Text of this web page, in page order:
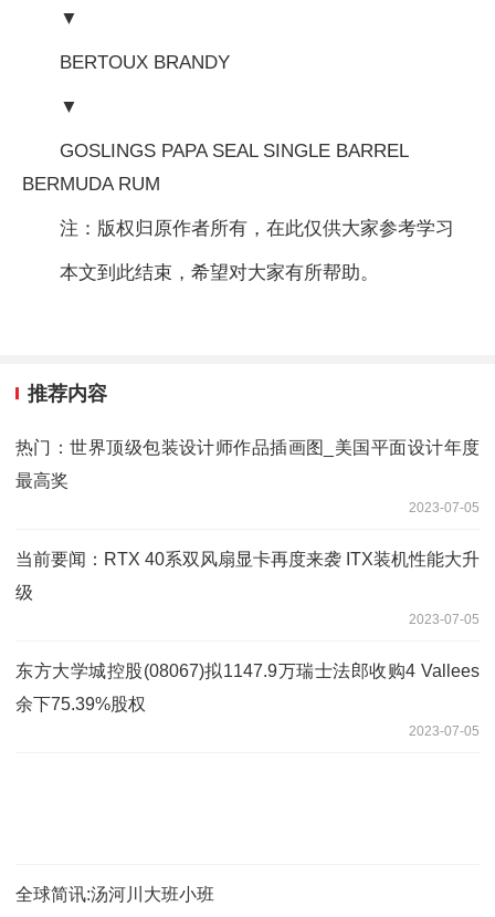
▼
BERTOUX BRANDY
▼
GOSLINGS PAPA SEAL SINGLE BARREL
BERMUDA RUM
注：版权归原作者所有，在此仅供大家参考学习
本文到此结束，希望对大家有所帮助。
推荐内容
热门：世界顶级包装设计师作品插画图_美国平面设计年度
最高奖
2023-07-05
当前要闻：RTX 40系双风扇显卡再度来袭 ITX装机性能大升
级
2023-07-05
东方大学城控股(08067)拟1147.9万瑞士法郎收购4 Vallees
余下75.39%股权
2023-07-05
全球简讯:汤河川大班小班